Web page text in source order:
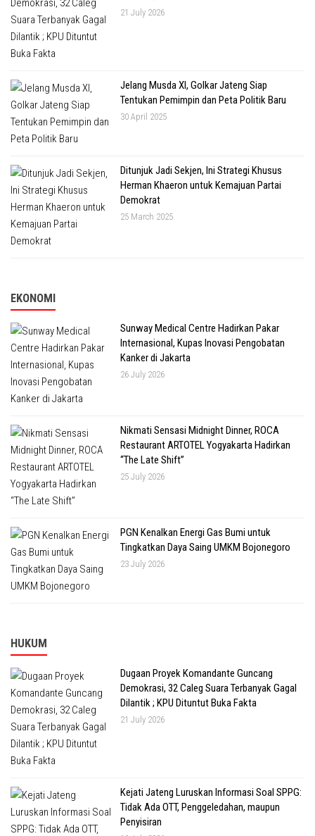
21 July 2026
Jelang Musda XI, Golkar Jateng Siap
Tentukan Pemimpin dan Peta Politik Baru
30 April 2025
Ditunjuk Jadi Sekjen, Ini Strategi Khusus
Herman Khaeron untuk Kemajuan Partai
Demokrat
25 March 2025
EKONOMI
Sunway Medical Centre Hadirkan Pakar
Internasional, Kupas Inovasi Pengobatan
Kanker di Jakarta
26 July 2026
Nikmati Sensasi Midnight Dinner, ROCA
Restaurant ARTOTEL Yogyakarta Hadirkan
“The Late Shift”
25 July 2026
PGN Kenalkan Energi Gas Bumi untuk
Tingkatkan Daya Saing UMKM Bojonegoro
23 July 2026
HUKUM
Dugaan Proyek Komandante Guncang
Demokrasi, 32 Caleg Suara Terbanyak Gagal
Dilantik ; KPU Dituntut Buka Fakta
21 July 2026
Kejati Jateng Luruskan Informasi Soal SPPG:
Tidak Ada OTT, Penggeledahan, maupun
Penyisiran